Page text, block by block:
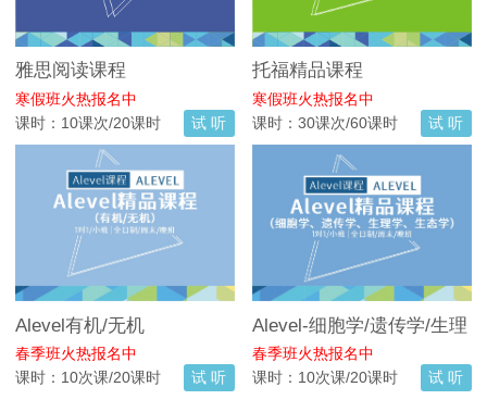
雅思阅读课程
寒假班火热报名中
课时：10课次/20课时
试 听
托福精品课程
寒假班火热报名中
课时：30课次/60课时
试 听
Alevel有机/无机
春季班火热报名中
课时：10次课/20课时
试 听
Alevel-细胞学/遗传学/生理
学/生态学
春季班火热报名中
课时：10次课/20课时
试 听